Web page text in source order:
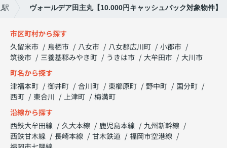
駅 ヴォールデア田主丸【10.000円キャッシュバック対象物件】
市区町村から探す
久留米市
鳥栖市 八女市 八女郡広川町
小郡市
筑後市
三養基郡みやき町 うきは市 大牟田市
大川市
町名から探す
津福本町
御井町 合川町 東櫛原町 野中町
国分町
西町
東合川 上津町
梅満町
沿線から探す
西鉄大牟田線
久大本線 鹿児島本線
九州新幹線
西鉄甘木線
長崎本線 甘木鉄道
福岡市空港線